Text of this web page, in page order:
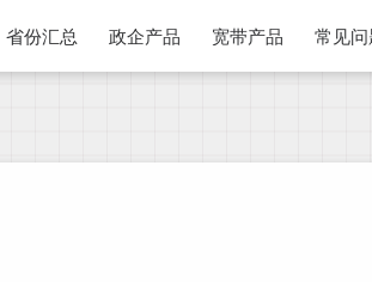
省份汇总 政企产品 宽带产品 常见问